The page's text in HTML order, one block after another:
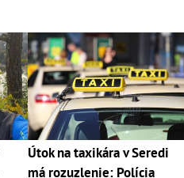
Útok na taxikára v Seredi
má rozuzlenie: Polícia